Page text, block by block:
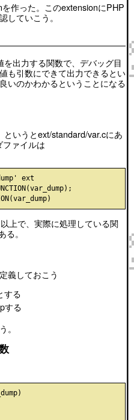
作った。このextensionにPHP
していこう。
出力する関数で、デバッグ目
も引数にできて出力できるとい
いのかわかるということになる
いうとext/standard/var.cにあ
ァイルは
ext
上で、実際に処理している関
。
義しておこう
する
する
。